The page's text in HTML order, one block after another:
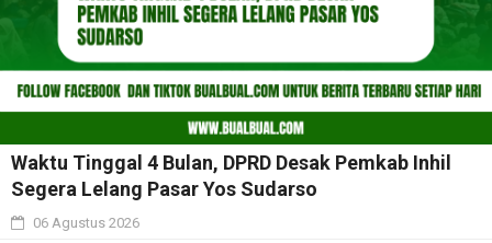
Waktu Tinggal 4 Bulan, DPRD Desak Pemkab Inhil
Segera Lelang Pasar Yos Sudarso
06 Agustus 2026